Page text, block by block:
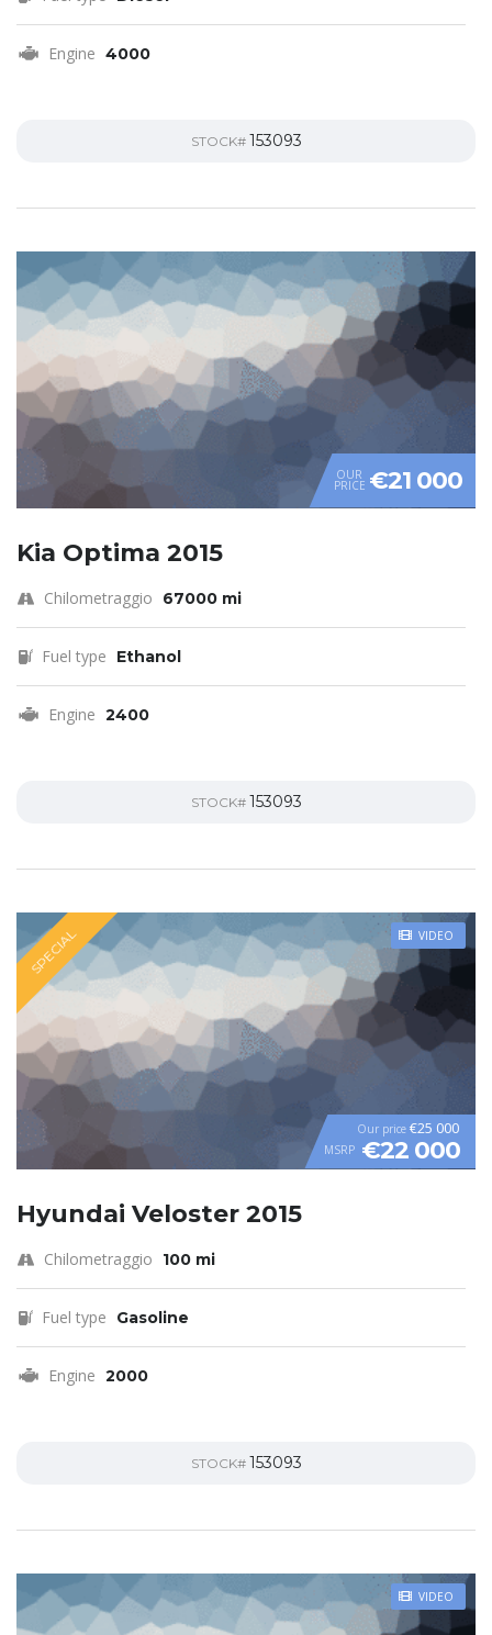
Engine 4000
STOCK# 153093
OUR
PRICE €21 000
Kia Optima 2015
Chilometraggio 67000 mi
Fuel type Ethanol
Engine 2400
STOCK# 153093
VIDEO
SPECIAL
Our price €25 000
MSRP €22 000
Hyundai Veloster 2015
Chilometraggio 100 mi
Fuel type Gasoline
Engine 2000
STOCK# 153093
VIDEO